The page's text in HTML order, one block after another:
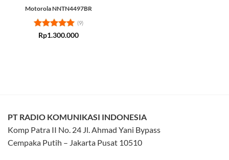
Motorola NNTN4497BR
Rated5
(9)
Rp1.300.000
PT RADIO KOMUNIKASI INDONESIA
Komp Patra II No. 24 Jl. Ahmad Yani Bypass
Cempaka Putih – Jakarta Pusat 10510